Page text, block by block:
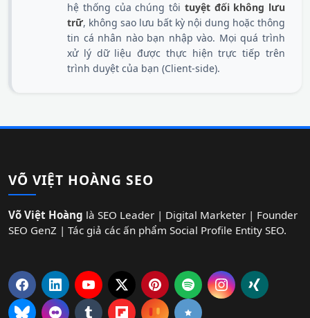
hệ thống của chúng tôi tuyệt đối không lưu
trữ, không sao lưu bất kỳ nội dung hoặc thông
tin cá nhân nào bạn nhập vào. Mọi quá trình
xử lý dữ liệu được thực hiện trực tiếp trên
trình duyệt của bạn (Client-side).
VÕ VIỆT HOÀNG SEO
Võ Việt Hoàng là SEO Leader | Digital Marketer | Founder
SEO GenZ | Tác giả các ấn phẩm Social Profile Entity SEO.